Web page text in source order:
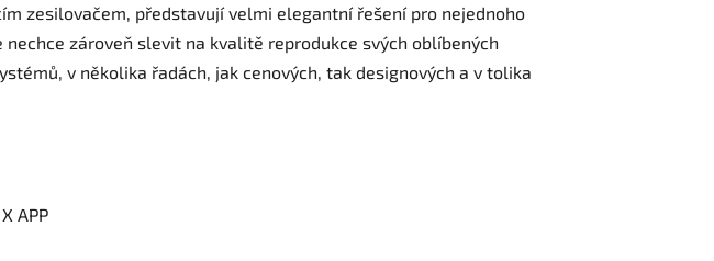
zesilovačem, představují velmi elegantní řešení pro nejednoho
zároveň slevit na kvalitě reprodukce svých oblíbených
v několika řadách, jak cenových, tak designových a v tolika
APP